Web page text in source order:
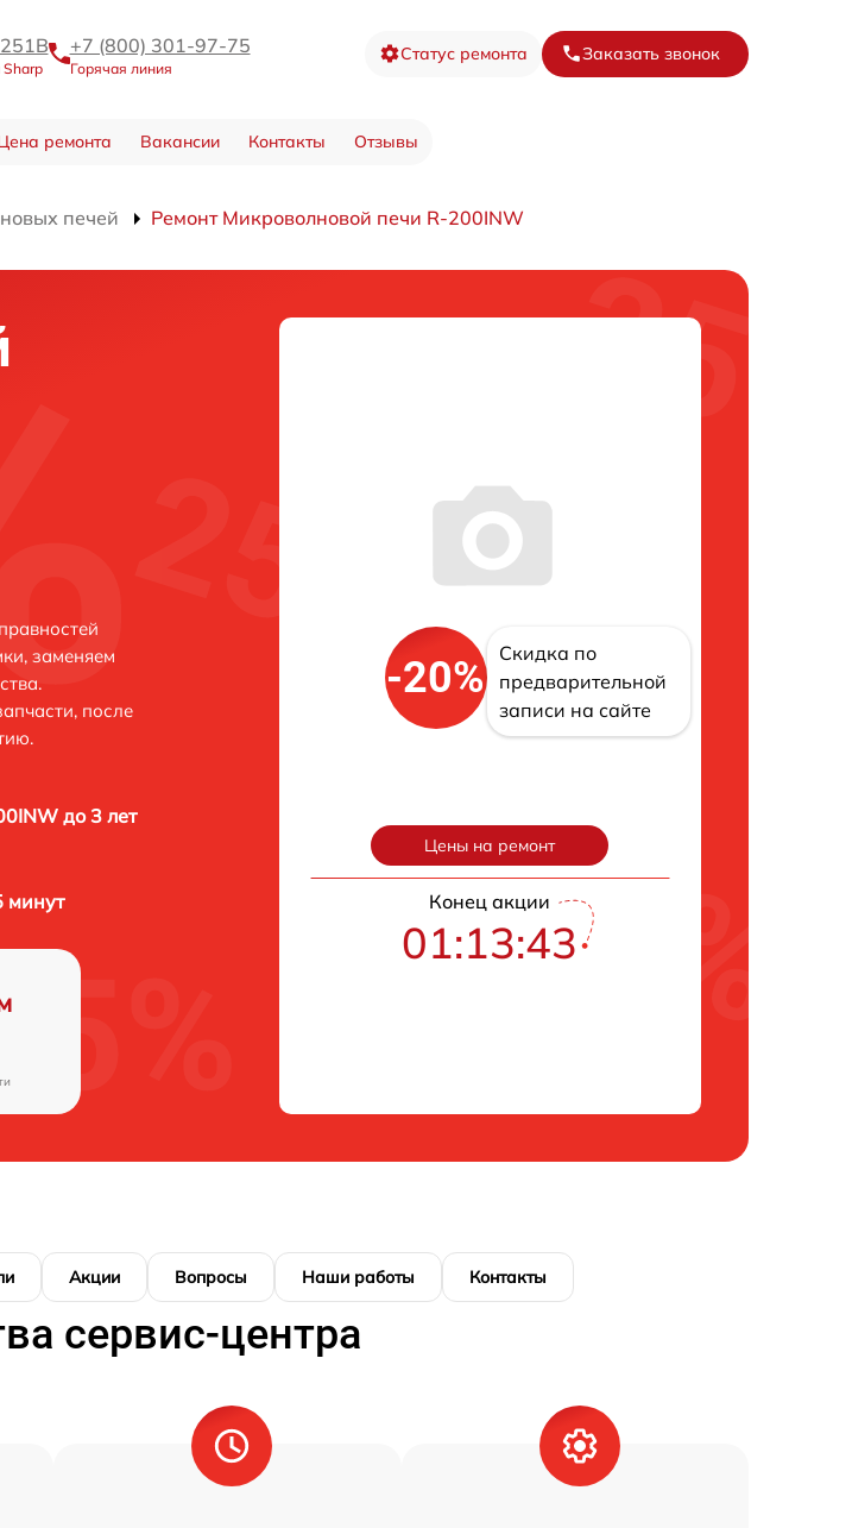
Sharp
+7 (800) 301-97-75
Горячая линия
Статус ремонта Заказать звонок
ремонта Вакансии Контакты Отзывы
печей Ремонт Микроволновой печи R-200INW
заменяем
после
до 3 лет
минут
-20%
Скидка по
предварительной
записи на сайте
Цены на ремонт
Конец акции
01:13:42
Акции Вопросы Наши работы Контакты
сервис-центра